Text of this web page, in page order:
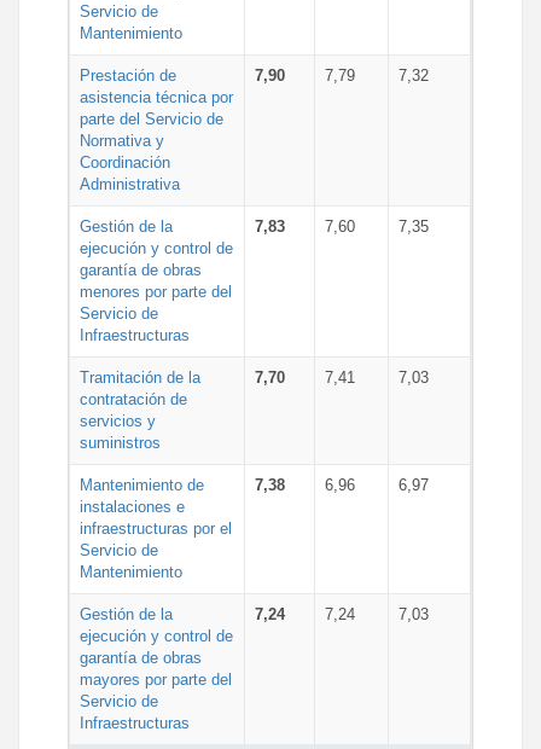
Servicio de
Mantenimiento
Prestación de
asistencia técnica por
parte del Servicio de
Normativa y
Coordinación
Administrativa
7,90 7,79 7,32
Gestión de la
ejecución y control de
garantía de obras
menores por parte del
Servicio de
Infraestructuras
7,83 7,60 7,35
Tramitación de la
contratación de
servicios y
suministros
7,70 7,41 7,03
Mantenimiento de
instalaciones e
infraestructuras por el
Servicio de
Mantenimiento
7,38 6,96 6,97
Gestión de la
ejecución y control de
garantía de obras
mayores por parte del
Servicio de
Infraestructuras
7,24 7,24 7,03